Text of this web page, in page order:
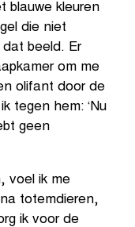
blauwe kleuren
die niet
beeld. Er
om me
olifant door de
tegen hem: ‘Nu
geen
voel ik me
totemdieren,
ik voor de